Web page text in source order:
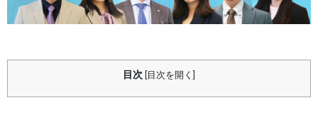
目次 目次を開く